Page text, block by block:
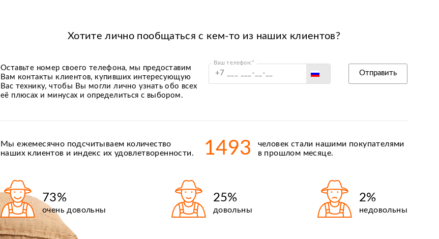
Хотите лично пообщаться с кем-то из наших клиентов?
Оставьте номер своего телефона, мы предоставим
Вам контакты клиентов, купивших интересующую
Вас технику, чтобы Вы могли лично узнать обо всех
её плюсах и минусах и определиться с выбором.
Ваш телефон:*
Киргизия
Отправить
Мы ежемесячно подсчитываем количество
наших клиентов и индекс их удовлетворенности.
1493
человек стали нашими покупателями
в прошлом месяце.
73%
очень довольны
25%
довольны
2%
недовольны